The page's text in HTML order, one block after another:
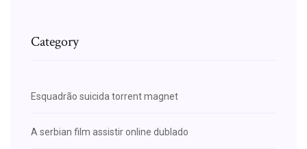
Category
Esquadrão suicida torrent magnet
A serbian film assistir online dublado